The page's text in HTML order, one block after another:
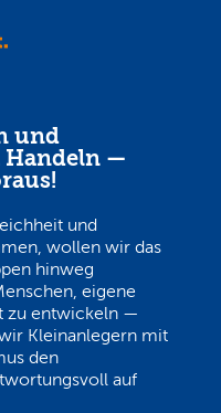
und
—
und
wollen wir das
hinweg
eigene
zu entwickeln —
Kleinanlegern mit
den
auf